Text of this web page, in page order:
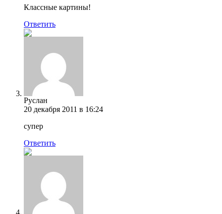
Классные картины!
Ответить
Руслан
20 декабря 2011 в 16:24
супер
Ответить